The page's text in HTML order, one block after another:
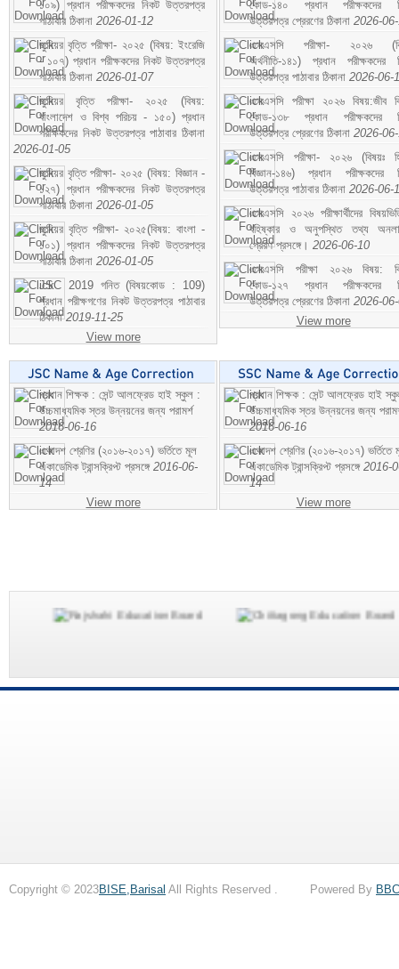
১০৯) প্রধান পরীক্ষকদের নিকট উত্তরপত্র
পাঠাবার ঠিকানা 2026-01-12
জুনিয়র বৃত্তি পরীক্ষা- ২০২৫ (বিষয়: ইংরেজি
- ১০৭) প্রধান পরীক্ষকদের নিকট উত্তরপত্র
পাঠাবার ঠিকানা 2026-01-07
জুনিয়র বৃত্তি পরীক্ষা- ২০২৫ (বিষয়:
বাংলাদেশ ও বিশ্ব পরিচয় - ১৫০) প্রধান
পরীক্ষকদের নিকট উত্তরপত্র পাঠাবার ঠিকানা
2026-01-05
জুনিয়র বৃত্তি পরীক্ষা- ২০২৫ (বিষয়: বিজ্ঞান -
১২৭) প্রধান পরীক্ষকদের নিকট উত্তরপত্র
পাঠাবার ঠিকানা 2026-01-05
জুনিয়র বৃত্তি পরীক্ষা- ২০২৫(বিষয়: বাংলা -
১০১) প্রধান পরীক্ষকদের নিকট উত্তরপত্র
পাঠাবার ঠিকানা 2026-01-05
JSC 2019 গনিত (বিষয়কোড : 109)
প্রধান পরীক্ষগণের নিকট উত্তরপত্র পাঠাবার
ঠিকানা2019-11-25
View more
কোড-১৪০ প্রধান পরীক্ষকদের
উত্তরপত্র প্রেরণের ঠিকানা 2026-
এসএসসি পরীক্ষা- ২০২৬
অর্থনীতি-১৪১) প্রধান পরীক্ষকদের
উত্তরপত্র পাঠাবার ঠিকানা 2026-06-
এসএসসি পরীক্ষা ২০২৬ বিষয়:জীব
কোড-১৩৮ প্রধান পরীক্ষকদের
উত্তরপত্র প্রেরণের ঠিকানা 2026-
এসএসসি পরীক্ষা- ২০২৬ (বিষয়ঃ
বিজ্ঞান-১৪৬) প্রধান পরীক্ষকদের
উত্তরপত্র পাঠাবার ঠিকানা 2026-06-
এসএসসি ২০২৬ পরীক্ষার্থীদের
বহিষ্কার ও অনুপস্থিত তথ্য
প্রেরণ প্রসঙ্গে। 2026-06-10
এসএসসি পরীক্ষা ২০২৬ বিষয়:
কোড-১২৭ প্রধান পরীক্ষকদের
উত্তরপত্র প্রেরণের ঠিকানা 2026-
View more
প্রধান শিক্ষক : সেন্ট আলফ্রেড হাই স্কুল :
উচ্চমাধ্যমিক স্তর উন্নয়নের জন্য পরামর্শ
2016-06-16
একাদশ শ্রেণির (২০১৬-২০১৭) ভর্তিতে মূল
একাডেমিক ট্রান্সক্রিপ্ট প্রসঙ্গে 2016-06-
14
View more
প্রধান শিক্ষক : সেন্ট আলফ্রেড হাই
উচ্চমাধ্যমিক স্তর উন্নয়নের জন্য
2016-06-16
একাদশ শ্রেণির (২০১৬-২০১৭) ভর্তিতে
একাডেমিক ট্রান্সক্রিপ্ট প্রসঙ্গে 2016-
14
View more
Copyright © 2023BISE,Barisal All Rights Reserved . Powered By